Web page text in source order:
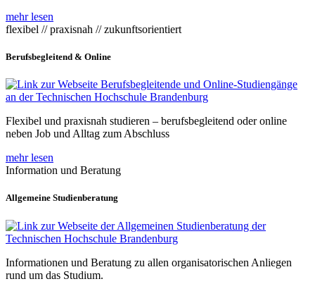
mehr lesen
flexibel // praxisnah // zukunftsorientiert
Berufsbegleitend & Online
Flexibel und praxisnah studieren – berufsbegleitend oder online
neben Job und Alltag zum Abschluss
mehr lesen
Information und Beratung
Allgemeine Studienberatung
Informationen und Beratung zu allen organisatorischen Anliegen
rund um das Studium.